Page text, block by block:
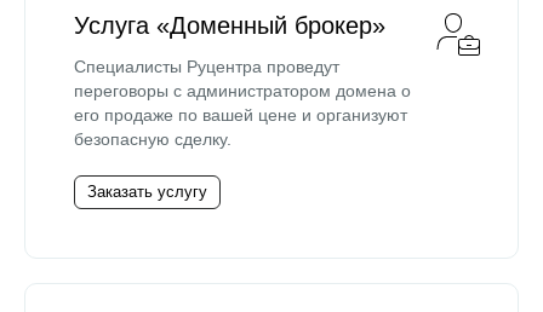
Услуга «Доменный брокер»
Специалисты Руцентра проведут
переговоры с администратором домена о
его продаже по вашей цене и организуют
безопасную сделку.
Заказать услугу